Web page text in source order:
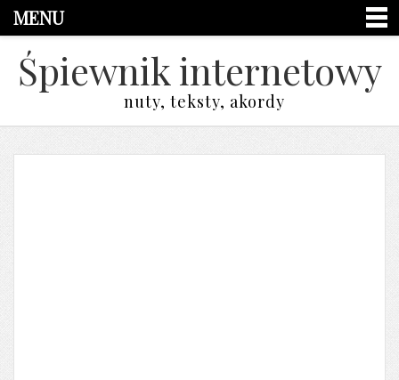
MENU
Śpiewnik internetowy
nuty, teksty, akordy